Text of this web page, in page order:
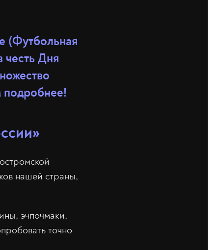
(Футбольная
честь Дня
подробнее!
нашей страны,
эчпочмаки,
точно